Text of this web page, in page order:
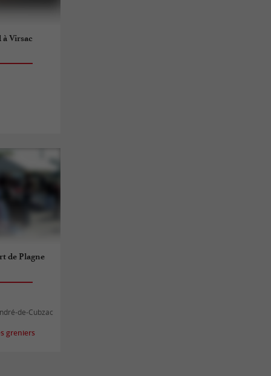
Virsac
de Plagne
de-Cubzac
greniers